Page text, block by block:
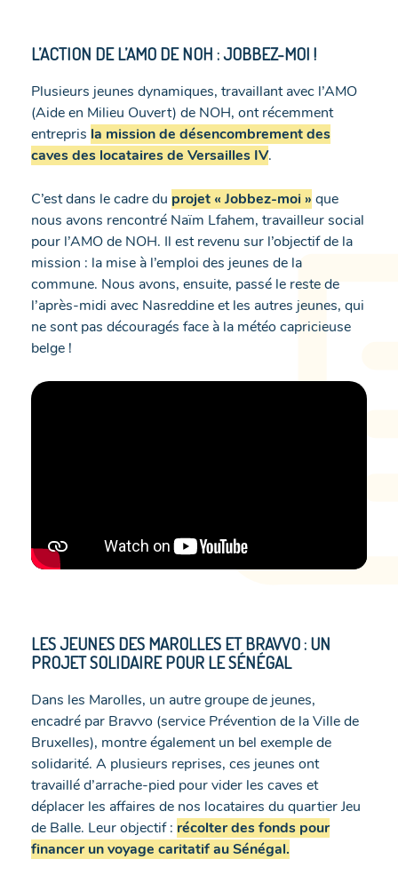
L’ACTION DE L’AMO DE NOH : JOBBEZ-MOI !
Plusieurs jeunes dynamiques, travaillant avec l’AMO
(Aide en Milieu Ouvert) de NOH, ont récemment
entrepris la mission de désencombrement des
caves des locataires de Versailles IV.
C’est dans le cadre du projet « Jobbez-moi » que
nous avons rencontré Naïm Lfahem, travailleur social
pour l’AMO de NOH. Il est revenu sur l’objectif de la
mission : la mise à l’emploi des jeunes de la
commune. Nous avons, ensuite, passé le reste de
l’après-midi avec Nasreddine et les autres jeunes, qui
ne sont pas découragés face à la météo capricieuse
belge !
LES JEUNES DES MAROLLES ET BRAVVO : UN
PROJET SOLIDAIRE POUR LE SÉNÉGAL
Dans les Marolles, un autre groupe de jeunes,
encadré par Bravvo (service Prévention de la Ville de
Bruxelles), montre également un bel exemple de
solidarité. A plusieurs reprises, ces jeunes ont
travaillé d’arrache-pied pour vider les caves et
déplacer les affaires de nos locataires du quartier Jeu
de Balle. Leur objectif : récolter des fonds pour
financer un voyage caritatif au Sénégal.